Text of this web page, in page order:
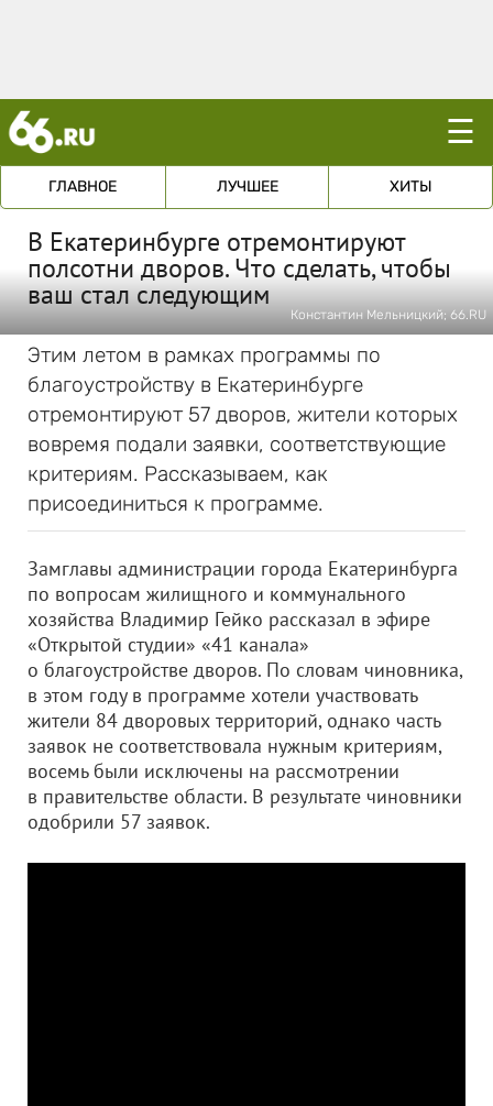
☰
ГЛАВНОЕ ЛУЧШЕЕ ХИТЫ
В Екатеринбурге отремонтируют
полсотни дворов. Что сделать, чтобы
ваш стал следующим
Константин Мельницкий; 66.RU
Этим летом в рамках программы по
благоустройству в Екатеринбурге
отремонтируют 57 дворов, жители которых
вовремя подали заявки, соответствующие
критериям. Рассказываем, как
присоединиться к программе.
Замглавы администрации города Екатеринбурга
по вопросам жилищного и коммунального
хозяйства Владимир Гейко рассказал в эфире
«Открытой студии» «41 канала»
о благоустройстве дворов. По словам чиновника,
в этом году в программе хотели участвовать
жители 84 дворовых территорий, однако часть
заявок не соответствовала нужным критериям,
восемь были исключены на рассмотрении
в правительстве области. В результате чиновники
одобрили 57 заявок.